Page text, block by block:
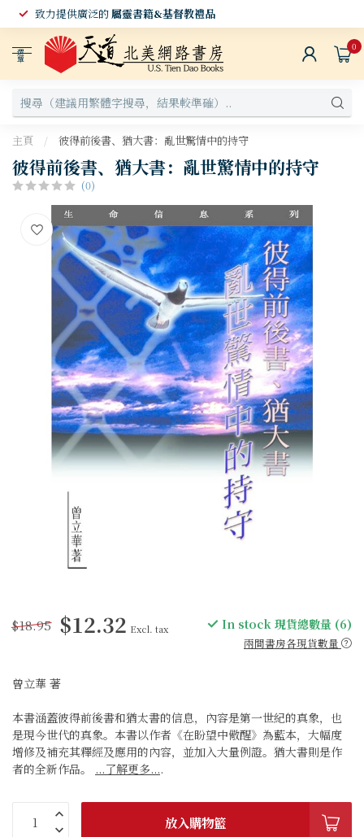
致力提供廣泛的屬靈書籍&基督教禮品
選
單
0
主頁 / 彼得前後書、猶大書：亂世驚情中的持守
彼得前後書、猶大書：亂世驚情中的持守
(0)
$18.95 $12.32 Excl. tax In stock 現貨總數量 (6)
兩間書房各現貨數量
曾立華 著
本書涵蓋彼得前後書和猶太書的信息，內容是第一世紀的真象，也
是現今世代的真象。本書以作者《在盼望中儆醒》為藍本，大幅度
增修及補充其釋經及應用的內容，並加入大量例證。猶大書則是作
者的全新作品。 ...了解更多....
放入購物籃